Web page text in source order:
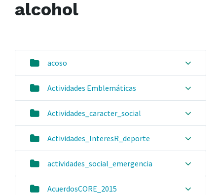
alcohol
acoso
Actividades Emblemáticas
Actividades_caracter_social
Actividades_InteresR_deporte
actividades_social_emergencia
AcuerdosCORE_2015